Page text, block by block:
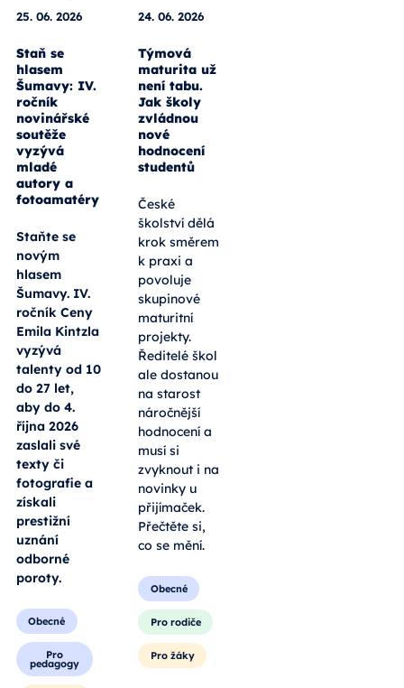
25. 06. 2026
Staň se
hlasem
Šumavy: IV.
ročník
novinářské
soutěže
vyzývá
mladé
autory a
fotoamatéry
Staňte se
novým
hlasem
Šumavy. IV.
ročník Ceny
Emila Kintzla
vyzývá
talenty od 10
do 27 let,
aby do 4.
října 2026
zaslali své
texty či
fotografie a
získali
prestižní
uznání
odborné
poroty.
Obecné
Pro
pedagogy
24. 06. 2026
Týmová
maturita už
není tabu.
Jak školy
zvládnou
nové
hodnocení
studentů
České
školství dělá
krok směrem
k praxi a
povoluje
skupinové
maturitní
projekty.
Ředitelé škol
ale dostanou
na starost
náročnější
hodnocení a
musí si
zvyknout i na
novinky u
přijímaček.
Přečtěte si,
co se mění.
Obecné
Pro rodiče
Pro žáky